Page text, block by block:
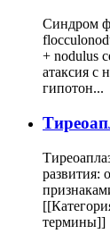
Синдром
+ nodulus
атаксия с
гипотон...
развития:
термины]]